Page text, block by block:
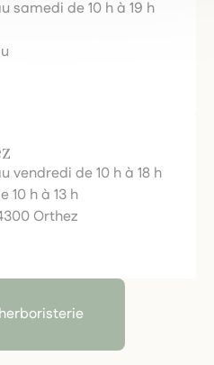
samedi de 10 h à 19 h
vendredi de 10 h à 18 h
10 h à 13 h
Orthez